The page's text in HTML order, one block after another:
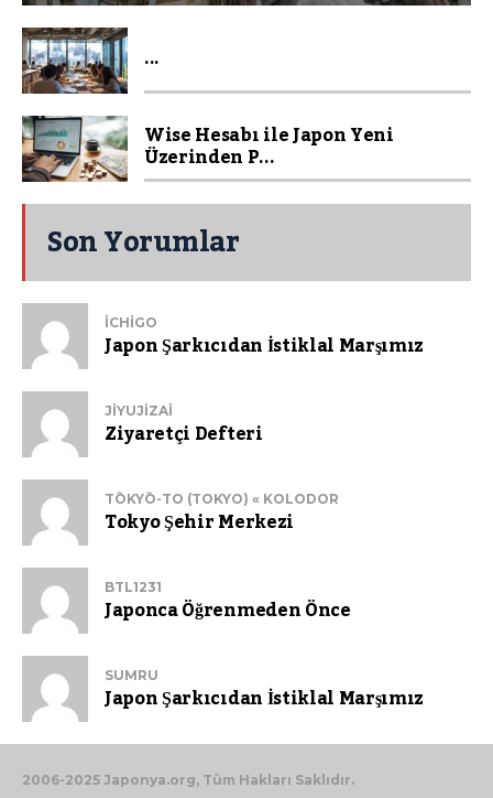
...
Wise Hesabı ile Japon Yeni
Üzerinden P...
Son Yorumlar
ICHIGO
Japon Şarkıcıdan İstiklal Marşımız
JIYUJIZAI
Ziyaretçi Defteri
TŌKYŌ-TO (TOKYO) « KOLODOR
Tokyo Şehir Merkezi
BTL1231
Japonca Öğrenmeden Önce
SUMRU
Japon Şarkıcıdan İstiklal Marşımız
2006-2025 Japonya.org, Tüm Hakları Saklıdır.